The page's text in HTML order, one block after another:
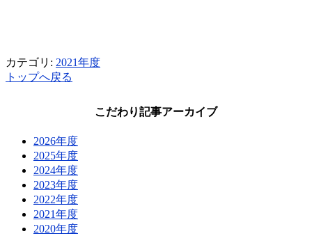
カテゴリ: 2021年度
トップへ戻る
こだわり記事アーカイブ
2026年度
2025年度
2024年度
2023年度
2022年度
2021年度
2020年度